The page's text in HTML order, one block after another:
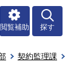
閲覧補助 探す
契約監理課